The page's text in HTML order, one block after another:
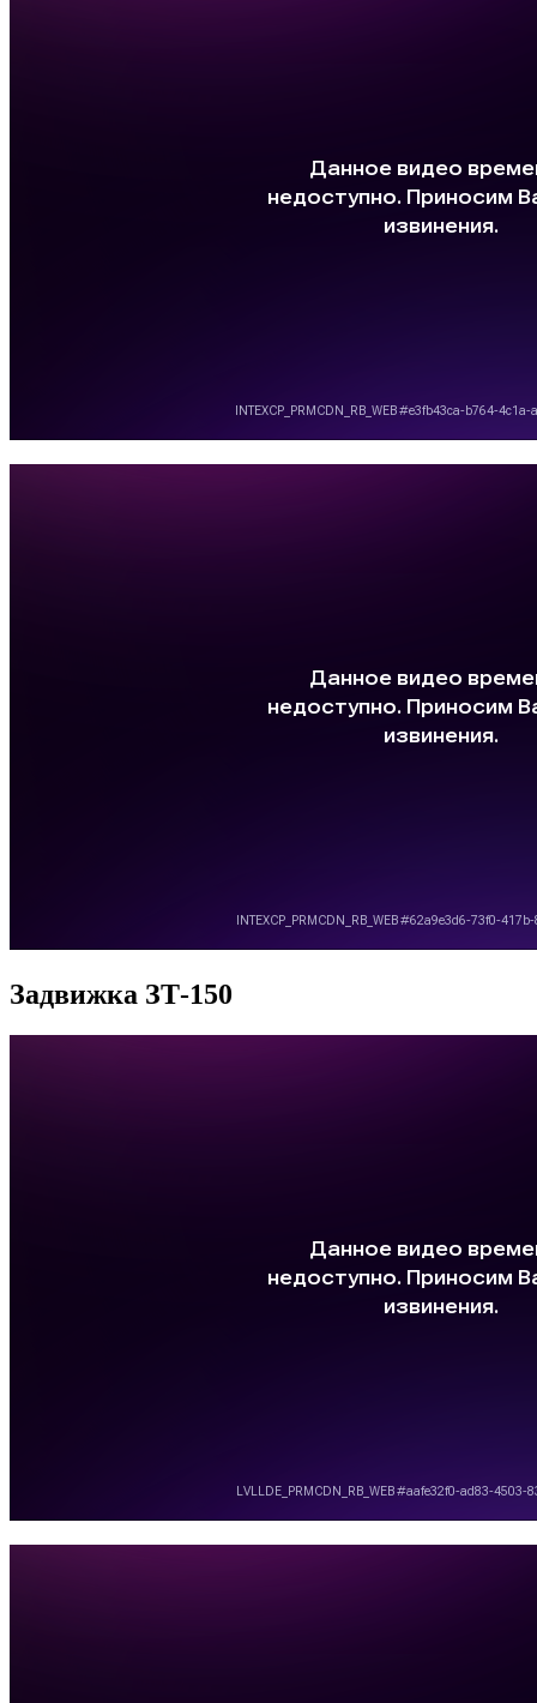
Задвижка ЗТ-150